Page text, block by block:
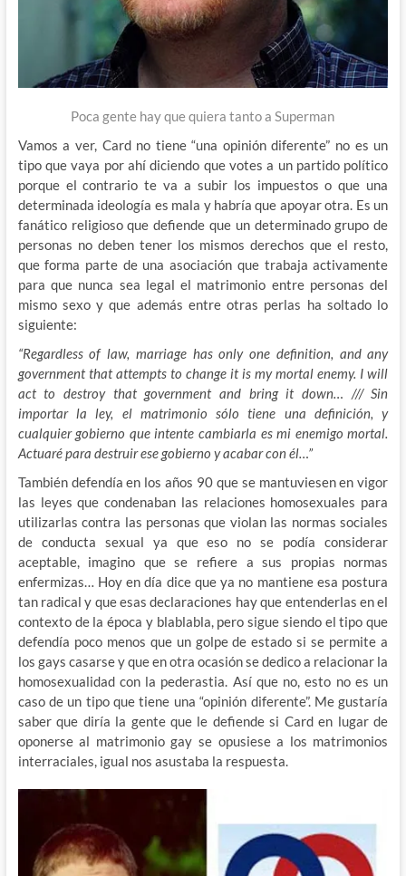
Poca gente hay que quiera tanto a Superman
Vamos a ver, Card no tiene “una opinión diferente” no es un
tipo que vaya por ahí diciendo que votes a un partido político
porque el contrario te va a subir los impuestos o que una
determinada ideología es mala y habría que apoyar otra. Es un
fanático religioso que defiende que un determinado grupo de
personas no deben tener los mismos derechos que el resto,
que forma parte de una asociación que trabaja activamente
para que nunca sea legal el matrimonio entre personas del
mismo sexo y que además entre otras perlas ha soltado lo
siguiente:
“Regardless of law, marriage has only one definition, and any
government that attempts to change it is my mortal enemy. I will
act to destroy that government and bring it down… /// Sin
importar la ley, el matrimonio sólo tiene una definición, y
cualquier gobierno que intente cambiarla es mi enemigo mortal.
Actuaré para destruir ese gobierno y acabar con él…”
También defendía en los años 90 que se mantuviesen en vigor
las leyes que condenaban las relaciones homosexuales para
utilizarlas contra las personas que violan las normas sociales
de conducta sexual ya que eso no se podía considerar
aceptable, imagino que se refiere a sus propias normas
enfermizas… Hoy en día dice que ya no mantiene esa postura
tan radical y que esas declaraciones hay que entenderlas en el
contexto de la época y blablabla, pero sigue siendo el tipo que
defendía poco menos que un golpe de estado si se permite a
los gays casarse y que en otra ocasión se dedico a relacionar la
homosexualidad con la pederastia. Así que no, esto no es un
caso de un tipo que tiene una “opinión diferente”. Me gustaría
saber que diría la gente que le defiende si Card en lugar de
oponerse al matrimonio gay se opusiese a los matrimonios
interraciales, igual nos asustaba la respuesta.